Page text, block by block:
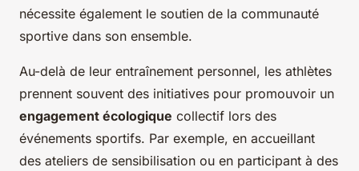
nécessite également le soutien de la communauté
sportive dans son ensemble.
Au-delà de leur entraînement personnel, les athlètes
prennent souvent des initiatives pour promouvoir un
engagement écologique collectif lors des
événements sportifs. Par exemple, en accueillant
des ateliers de sensibilisation ou en participant à des